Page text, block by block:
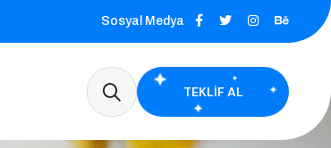
Sosyal Medya
TEKLIF AL